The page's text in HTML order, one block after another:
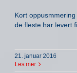
Kort
de fleste har levert
21. januar 2016
Les mer